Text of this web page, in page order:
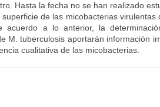
Hasta la fecha no se han realizado
de las micobacterias
acuerdo a lo anterior, la
M. tuberculosis aportarán información
cualitativa de las micobacterias.